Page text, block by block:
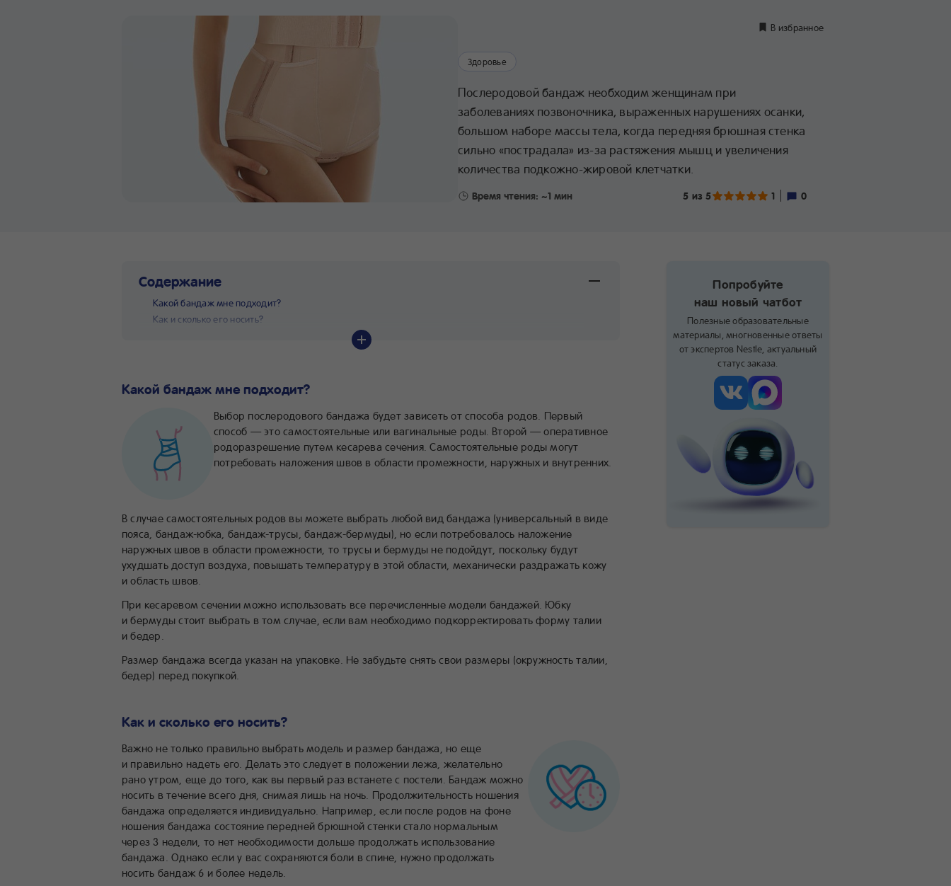
В избранное
Здоровье
Послеродовой бандаж необходим женщинам при
заболеваниях позвоночника, выраженных нарушениях осанки,
большом наборе массы тела, когда передняя брюшная стенка
сильно «пострадала» из-за растяжения мышц и увеличения
количества подкожно-жировой клетчатки.
Время чтения: ~1 мин 5 из 5 1 0
Содержание
Какой бандаж мне подходит?
Как и сколько его носить?
Какой бандаж мне подходит?
Выбор послеродового бандажа будет зависеть от способа родов. Первый
способ — это самостоятельные или вагинальные роды. Второй — оперативное
родоразрешение путем кесарева сечения. Самостоятельные роды могут
потребовать наложения швов в области промежности, наружных и внутренних.
В случае самостоятельных родов вы можете выбрать любой вид бандажа (универсальный в виде
пояса, бандаж-юбка, бандаж-трусы, бандаж-бермуды), но если потребовалось наложение
наружных швов в области промежности, то трусы и бермуды не подойдут, поскольку будут
ухудшать доступ воздуха, повышать температуру в этой области, механически раздражать кожу
и область швов.
При кесаревом сечении можно использовать все перечисленные модели бандажей. Юбку
и бермуды стоит выбрать в том случае, если вам необходимо подкорректировать форму талии
и бедер.
Размер бандажа всегда указан на упаковке. Не забудьте снять свои размеры (окружность талии,
бедер) перед покупкой.
Как и сколько его носить?
Важно не только правильно выбрать модель и размер бандажа, но еще
и правильно надеть его. Делать это следует в положении лежа, желательно
рано утром, еще до того, как вы первый раз встанете с постели. Бандаж можно
носить в течение всего дня, снимая лишь на ночь. Продолжительность ношения
бандажа определяется индивидуально. Например, если после родов на фоне
ношения бандажа состояние передней брюшной стенки стало нормальным
через 3 недели, то нет необходимости дольше продолжать использование
бандажа. Однако если у вас сохраняются боли в спине, нужно продолжать
носить бандаж 6 и более недель.
Попробуйте
наш новый чатбот
Полезные образовательные
материалы, многновенные ответы
от экспертов Nestle, актуальный
статус заказа.